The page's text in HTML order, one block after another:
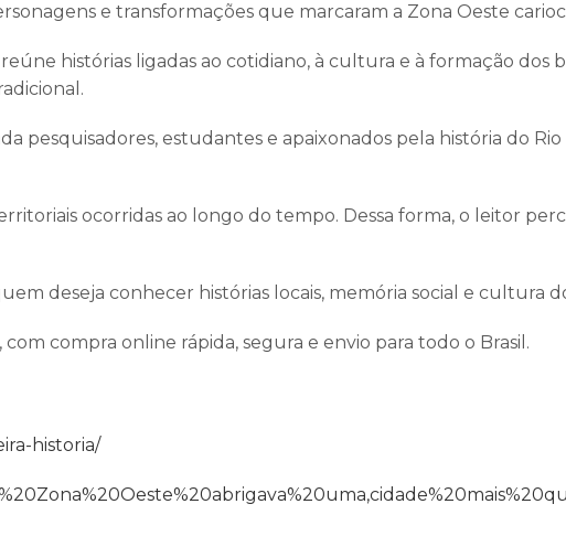
e transformações que marcaram a Zona Oeste
histórias ligadas ao cotidiano, à cultura e à formação dos
pesquisadores, estudantes e apaixonados pela história do
ocorridas ao longo do tempo. Dessa forma, o leitor
deseja conhecer histórias locais, memória social e cultura
, com compra online rápida, segura e envio para todo o Brasil.
historia/